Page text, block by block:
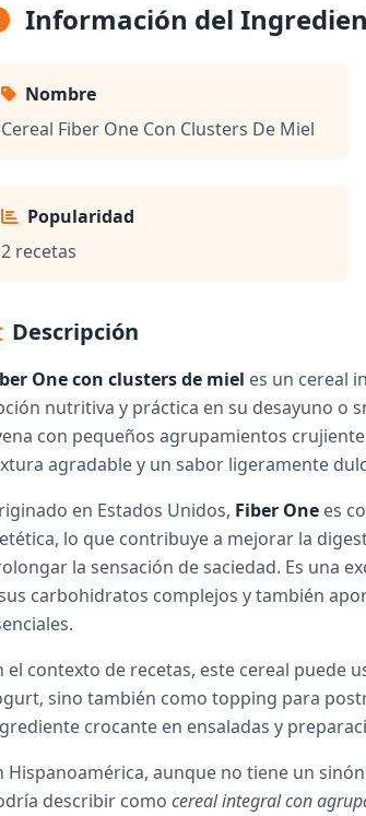
Información del
Nombre
Cereal Fiber One Con Clusters De Miel
Popularidad
2 recetas
Descripción
One con clusters de miel es un cereal
nutritiva y práctica en su desayuno o
con pequeños agrupamientos
agradable y un sabor ligeramente
en Estados Unidos, Fiber Onees
lo que contribuye a mejorar la
la sensación de saciedad. Es una
carbohidratos complejos y también
el contexto de recetas, este cereal puede
sino también como topping para
crocante en ensaladas y
Hispanoamérica, aunque no tiene un
describir como cereal integral con